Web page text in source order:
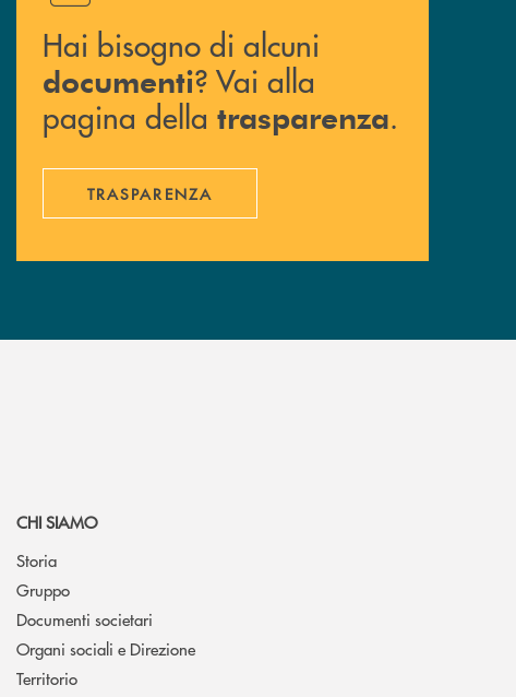
Hai bisogno di alcuni
documenti? Vai alla
pagina della trasparenza.
TRASPARENZA
CHI SIAMO
Storia
Gruppo
Documenti societari
Organi sociali e Direzione
Territorio